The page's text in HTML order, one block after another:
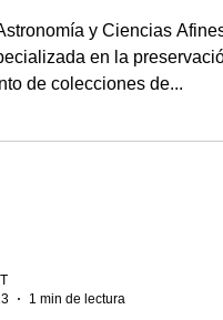
y Ciencias
en la
de colecciones de...
1 min de lectura